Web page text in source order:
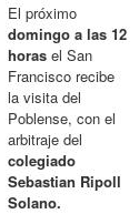
El próximo
domingo a las 12
horas el San
Francisco recibe
la visita del
Poblense, con el
arbitraje del
colegiado
Sebastian Ripoll
Solano.